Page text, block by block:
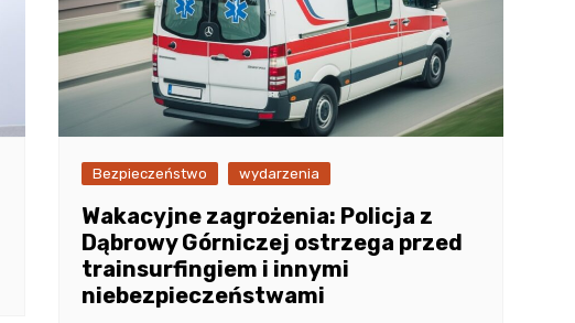
Bezpieczeństwo wydarzenia
Wakacyjne zagrożenia: Policja z
Dąbrowy Górniczej ostrzega przed
trainsurfingiem i innymi
niebezpieczeństwami